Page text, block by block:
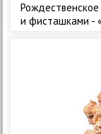
и фисташками -